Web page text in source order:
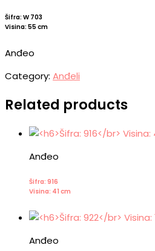
Šifra: W 703
Visina: 55 cm
Anđeo
Category: Anđeli
Related products
Anđeo
Šifra: 916
Visina: 41 cm
Anđeo